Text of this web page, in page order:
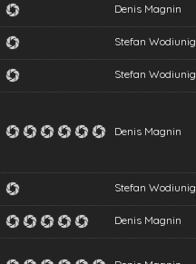
Denis Magnin
Stefan Wodiunig
Stefan Wodiunig
Denis Magnin
Stefan Wodiunig
Denis Magnin